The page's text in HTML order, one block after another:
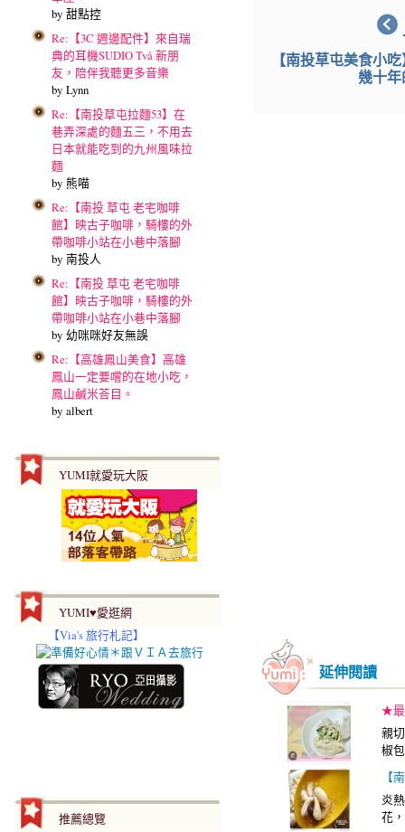
by 甜點控
Re:【3C 週邊配件】來自瑞
典的耳機SUDIO Två 新朋
友，陪伴我聽更多音樂
by Lynn
Re:【南投草屯拉麵53】在
巷弄深處的麵五三，不用去
日本就能吃到的九州風味拉
麵
by 熊喵
Re:【南投 草屯 老宅咖啡
館】映古子咖啡，騎樓的外
帶咖啡小站在小巷中落腳
by 南投人
Re:【南投 草屯 老宅咖啡
館】映古子咖啡，騎樓的外
帶咖啡小站在小巷中落腳
by 幼咪咪好友無誤
Re:【高雄鳳山美食】高雄
鳳山一定要嚐的在地小吃，
鳳山鹹米荅目。
by albert
YUMI就愛玩大阪
YUMI♥愛逛網
【Via's 旅行札記】
推薦總覽
【南投草屯美食小
幾十年
延伸閱讀
★最
親
椒
【
炎
花